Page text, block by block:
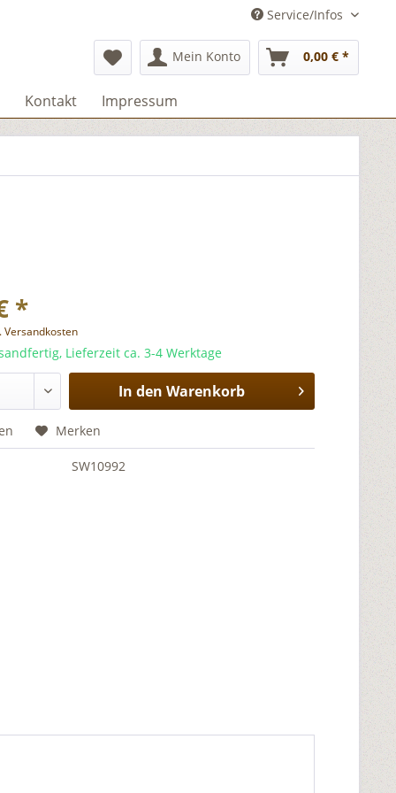
Service/Infos
Mein Konto 0,00 € *
Kontakt Impressum
*
Versandkosten
Lieferzeit ca. 3-4 Werktage
In den Warenkorb
Merken
SW10992